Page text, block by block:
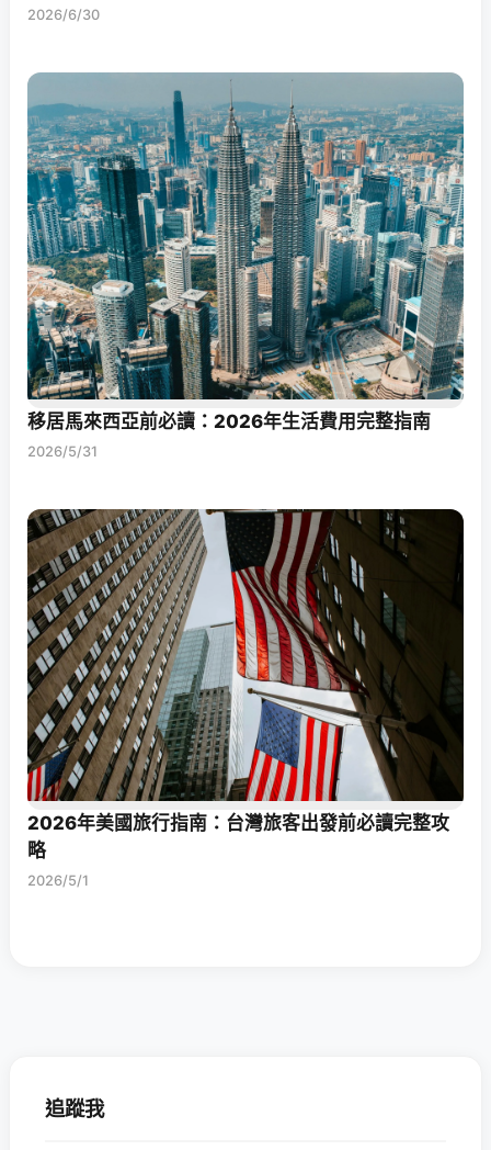
2026/6/30
移居馬來西亞前必讀：2026年生活費用完整指南
2026/5/31
2026年美國旅行指南：台灣旅客出發前必讀完整攻
略
2026/5/1
追蹤我